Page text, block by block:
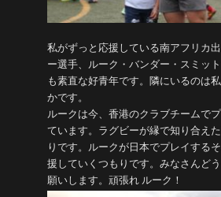
私がずっと応援している南アフリカ
ー選手、ルーク・バンダー・スミッ
も素直な好青年です。隣にいるのは
かです。
ルークは今、香港のクラブチームで
ています。ラグビーが縁で知り合え
りです。ルークが日本でプレイする
援していくつもりです。みなさんど
願いします。頑張れ ルーク！